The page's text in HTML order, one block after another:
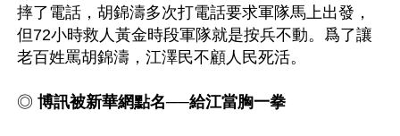
摔了電話，胡錦濤多次打電話要求軍隊馬上出發，
但72小時救人黃金時段軍隊就是按兵不動。爲了讓
老百姓罵胡錦濤，江澤民不顧人民死活。
◎ 博訊被新華網點名──給江當胸一拳